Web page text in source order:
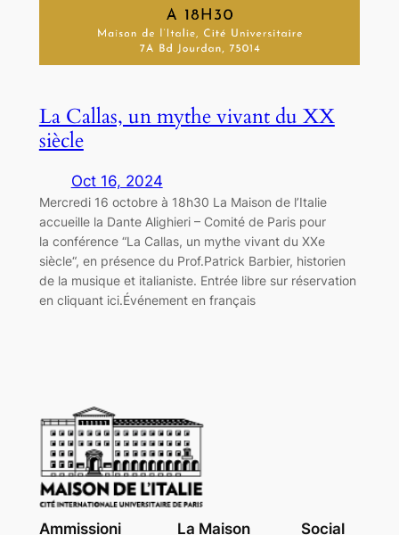
La Callas, un mythe vivant du XX
siècle
Oct 16, 2024
Mercredi 16 octobre à 18h30 La Maison de l’Italie
accueille la Dante Alighieri – Comité de Paris pour
la conférence “La Callas, un mythe vivant du XXe
siècle“, en présence du Prof.Patrick Barbier, historien
de la musique et italianiste. Entrée libre sur réservation
en cliquant ici.Événement en français
Ammissioni La Maison Social